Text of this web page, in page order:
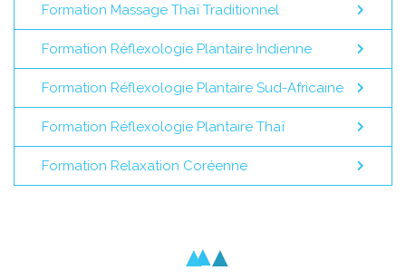
Formation Massage Thaï Traditionnel
Formation Réflexologie Plantaire Indienne
Formation Réflexologie Plantaire Sud-Africaine
Formation Réflexologie Plantaire Thaï
Formation Relaxation Coréenne